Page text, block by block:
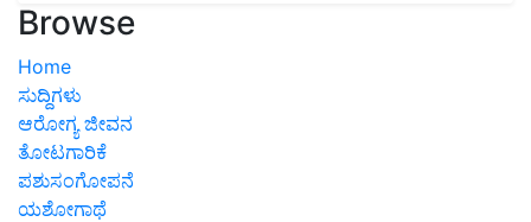
Browse
Home
ಸುದ್ದಿಗಳು
ಆರೋಗ್ಯ ಜೀವನ
ತೋಟಗಾರಿಕೆ
ಪಶುಸಂಗೋಪನೆ
ಯಶೋಗಾಥೆ